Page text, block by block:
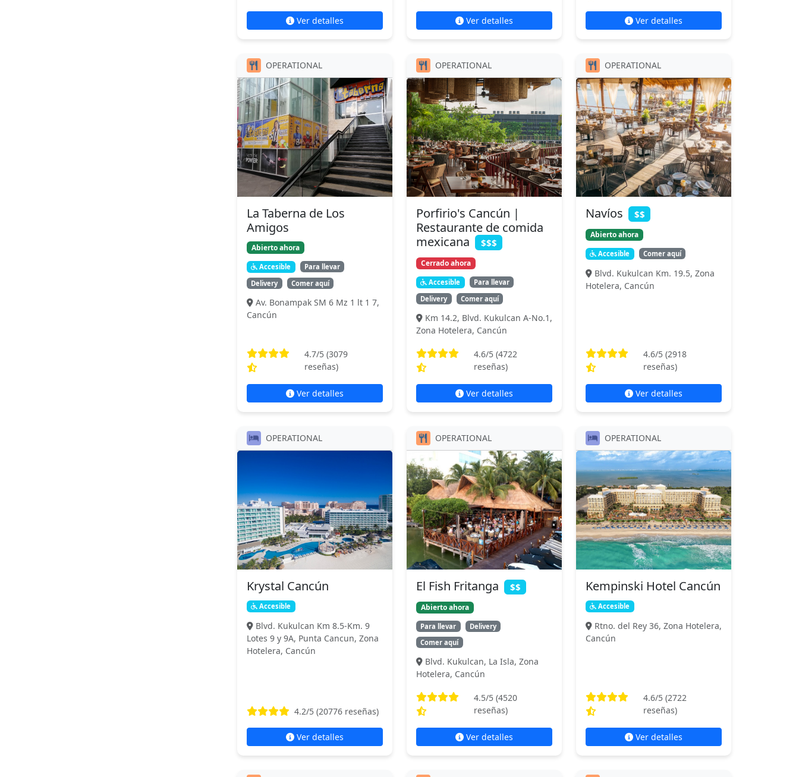
Ver detalles Ver detalles Ver detalles
OPERATIONAL
La Taberna de Los
Amigos
Abierto ahora
Accesible
Para llevar
Delivery
Comer aquí
Av. Bonampak SM 6 Mz 1 lt 1 7,
Cancún
4.7/5 (3079
reseñas)
Ver detalles
OPERATIONAL
Porfirio's Cancún |
Restaurante de comida
mexicana
$$$
Cerrado ahora
Accesible
Para llevar
Delivery
Comer aquí
Km 14.2, Blvd. Kukulcan A-No.1,
Zona Hotelera, Cancún
4.6/5 (4722
reseñas)
Ver detalles
OPERATIONAL
Navíos $$
Abierto ahora
Accesible Comer aquí
Blvd. Kukulcan Km. 19.5, Zona
Hotelera, Cancún
4.6/5 (2918
reseñas)
Ver detalles
OPERATIONAL
Krystal Cancún
Accesible
Blvd. Kukulcan Km 8.5-Km. 9
Lotes 9 y 9A, Punta Cancun, Zona
Hotelera, Cancún
4.2/5 (20776 reseñas)
Ver detalles
OPERATIONAL
El Fish Fritanga $$
Abierto ahora
Para llevar
Delivery
Comer aquí
Blvd. Kukulcan, La Isla, Zona
Hotelera, Cancún
4.5/5 (4520
reseñas)
Ver detalles
OPERATIONAL
Kempinski Hotel Cancún
Accesible
Rtno. del Rey 36, Zona Hotelera,
Cancún
4.6/5 (2722
reseñas)
Ver detalles